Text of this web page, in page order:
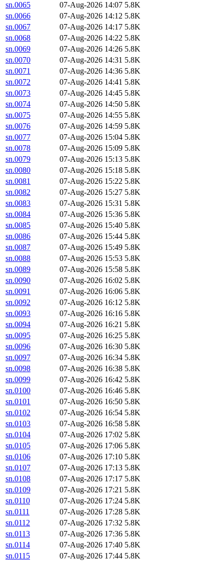
sn.0065
07-Aug-2026 14:07 5.8K
sn.0066
07-Aug-2026 14:12 5.8K
sn.0067
07-Aug-2026 14:17 5.8K
sn.0068
07-Aug-2026 14:22 5.8K
sn.0069
07-Aug-2026 14:26 5.8K
sn.0070
07-Aug-2026 14:31 5.8K
sn.0071
07-Aug-2026 14:36 5.8K
sn.0072
07-Aug-2026 14:41 5.8K
sn.0073
07-Aug-2026 14:45 5.8K
sn.0074
07-Aug-2026 14:50 5.8K
sn.0075
07-Aug-2026 14:55 5.8K
sn.0076
07-Aug-2026 14:59 5.8K
sn.0077
07-Aug-2026 15:04 5.8K
sn.0078
07-Aug-2026 15:09 5.8K
sn.0079
07-Aug-2026 15:13 5.8K
sn.0080
07-Aug-2026 15:18 5.8K
sn.0081
07-Aug-2026 15:22 5.8K
sn.0082
07-Aug-2026 15:27 5.8K
sn.0083
07-Aug-2026 15:31 5.8K
sn.0084
07-Aug-2026 15:36 5.8K
sn.0085
07-Aug-2026 15:40 5.8K
sn.0086
07-Aug-2026 15:44 5.8K
sn.0087
07-Aug-2026 15:49 5.8K
sn.0088
07-Aug-2026 15:53 5.8K
sn.0089
07-Aug-2026 15:58 5.8K
sn.0090
07-Aug-2026 16:02 5.8K
sn.0091
07-Aug-2026 16:06 5.8K
sn.0092
07-Aug-2026 16:12 5.8K
sn.0093
07-Aug-2026 16:16 5.8K
sn.0094
07-Aug-2026 16:21 5.8K
sn.0095
07-Aug-2026 16:25 5.8K
sn.0096
07-Aug-2026 16:30 5.8K
sn.0097
07-Aug-2026 16:34 5.8K
sn.0098
07-Aug-2026 16:38 5.8K
sn.0099
07-Aug-2026 16:42 5.8K
sn.0100
07-Aug-2026 16:46 5.8K
sn.0101
07-Aug-2026 16:50 5.8K
sn.0102
07-Aug-2026 16:54 5.8K
sn.0103
07-Aug-2026 16:58 5.8K
sn.0104
07-Aug-2026 17:02 5.8K
sn.0105
07-Aug-2026 17:06 5.8K
sn.0106
07-Aug-2026 17:10 5.8K
sn.0107
07-Aug-2026 17:13 5.8K
sn.0108
07-Aug-2026 17:17 5.8K
sn.0109
07-Aug-2026 17:21 5.8K
sn.0110
07-Aug-2026 17:24 5.8K
sn.0111
07-Aug-2026 17:28 5.8K
sn.0112
07-Aug-2026 17:32 5.8K
sn.0113
07-Aug-2026 17:36 5.8K
sn.0114
07-Aug-2026 17:40 5.8K
sn.0115
07-Aug-2026 17:44 5.8K